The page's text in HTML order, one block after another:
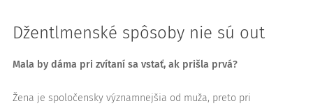
Džentlmenské spôsoby nie sú out
Mala by dáma pri zvítaní sa vstať, ak prišla prvá?
Žena je spoločensky významnejšia od muža, preto pri